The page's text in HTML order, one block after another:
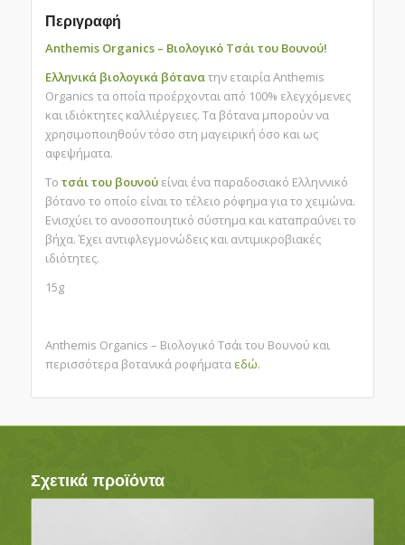
Περιγραφή
Anthemis Organics – Βιολογικό Τσάι του Βουνού!
Ελληνικά βιολογικά βότανατην εταιρία Anthemis
Organics τα οποία προέρχονται από 100% ελεγχόμενες
και ιδιόκτητες καλλιέργειες. Τα βότανα μπορούν να
χρησιμοποιηθούν τόσο στη μαγειρική όσο και ως
αφεψήματα.
Το τσάι του βουνούείναι ένα παραδοσιακό Ελληννικό
βότανο το οποίο είναι το τέλειο ρόφημα για το χειμώνα.
Ενισχύει το ανοσοποιητικό σύστημα και καταπραΰνει το
βήχα. Έχει αντιφλεγμονώδεις και αντιμικροβιακές
ιδιότητες.
15g
Anthemis Organics – Βιολογικό Τσάι του Βουνού και
περισσότερα βοτανικά ροφήματα εδώ.
Σχετικά προϊόντα